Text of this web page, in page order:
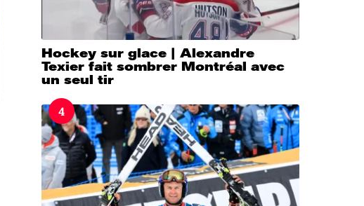
Hockey sur glace | Alexandre
Texier fait sombrer Montréal avec
un seul tir
4